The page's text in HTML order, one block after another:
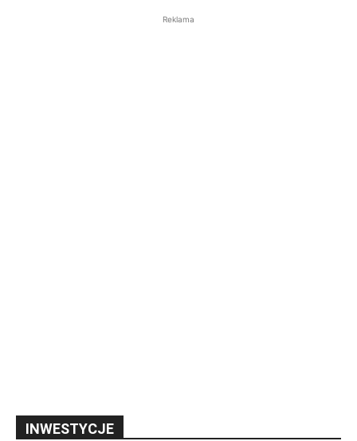
Reklama
INWESTYCJE